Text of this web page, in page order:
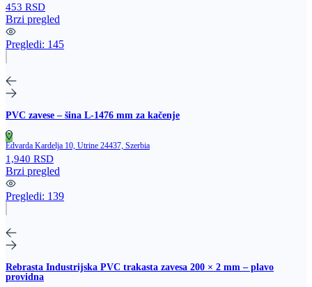
453 RSD
Brzi pregled
Pregledi: 145
PVC zavese – šina L‑1476 mm za kačenje
Edvarda Kardelja 10, Utrine 24437, Szerbia
1,940 RSD
Brzi pregled
Pregledi: 139
Rebrasta Industrijska PVC trakasta zavesa 200 × 2 mm – plavo
providna